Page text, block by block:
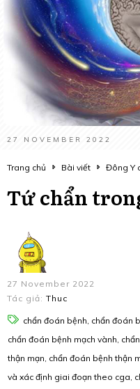
27 NOVEMBER 2022
Trang chủ Bài viết Đông Y
Tứ chẩn
27 November 2022
Tác giả: Thuc
chẩn đoán bệnh, chẩn đoán
chẩn đoán bệnh mạch vành,
thận mạn, chẩn đoán bệnh thận
và xác định giai đoạn theo cga,